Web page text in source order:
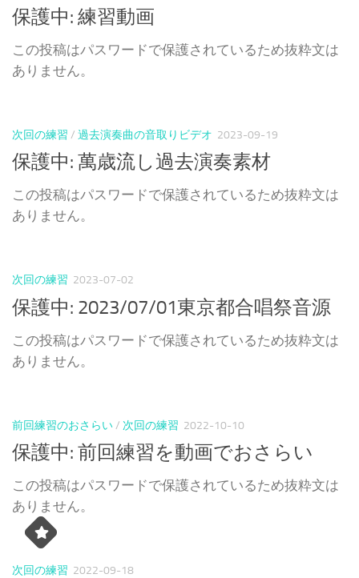
保護中: 練習動画
この投稿はパスワードで保護されているため抜粋文は
ありません。
次回の練習 / 過去演奏曲の音取りビデオ 2023-09-19
保護中: 萬歳流し過去演奏素材
この投稿はパスワードで保護されているため抜粋文は
ありません。
次回の練習 2023-07-02
保護中: 2023/07/01東京都合唱祭音源
この投稿はパスワードで保護されているため抜粋文は
ありません。
前回練習のおさらい/ 次回の練習 2022-10-10
保護中: 前回練習を動画でおさらい
この投稿はパスワードで保護されているため抜粋文は
ありません。
次回の練習 2022-09-18